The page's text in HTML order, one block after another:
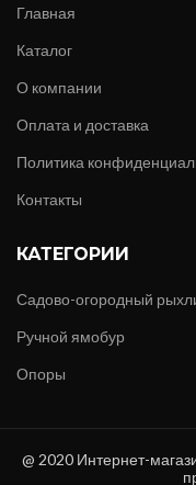
Главная
Каталог
О компании
Оплата и доставка
Политика
Контакты
КАТЕГОРИИ
Садово-огородный
Ручной ямобур
Опоры
@ 2020 Интернет-